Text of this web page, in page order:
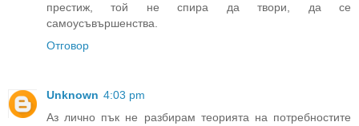
престиж, той не спира да твори, да се
самоусъвършенства.
Отговор
Unknown 4:03 pm
Аз лично пък не разбирам теорията на потребностите